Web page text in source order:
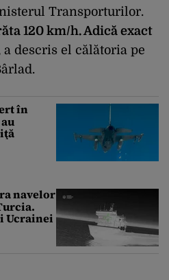
Transporturilor.
120 km/h. Adică exact
a descris el călătoria pe
în
navelor
Ucrainei